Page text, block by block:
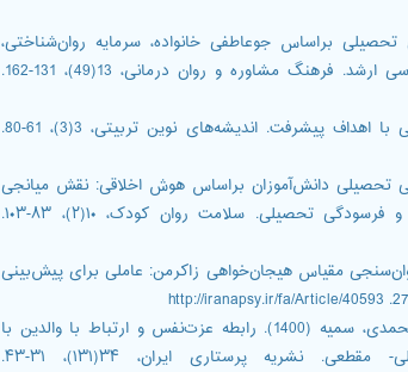
ارایه مدل فرسودگی تحصیلی براساس جوعاطفی خانواده، سرمایه روان‌شناختی،
هدف‌گرایی، اهمال‌کاری و درگیری تحصیلی دانشجویان کارشناسی ارشد. فرهنگ مشاوره و روان درمانی، 13(49)، 131-162.
جوکار، بهرام؛ دلاورپور، محمد (1386). رابطه تعلل‌ورزی آموزشی با اهداف پیشرفت. اندیشه‌های نوین تربیتی، 3(3)، 61-80.
محمد (1402). پیش‌بینی شکوفایی تحصیلی دانش‌آموزان براساس هوش اخلاقی: نقش میانجی
انگیزه تحصیلی، هیجان‌های تحصیلی، اهمال کاری تحصیلی، و فرسودگی تحصیلی. سلامت روان کودک، ۱۰(۲)، ۸۳-۱۰۳.
سید سعید (1402). ویژگی‌‌های روان‌سنجی مقیاس هیجان‌‌خواهی زاکرمن: عاملی برای پیش‌‌بینی
روشن‌زاده، مصطفی؛ تاج‌آبادی، علی؛ مظهری دهکردی، بهاره؛ محمدی، سمیه (1400). رابطه عزت‌نفس و ارتباط با والدین با
اهمال‌کاری تحصیلی در دانشجویان: یک مطالعه تحلیلی- مقطعی. نشریه پرستاری ایران، ۳۴(۱۳۱)، ۳۱-۴۳.